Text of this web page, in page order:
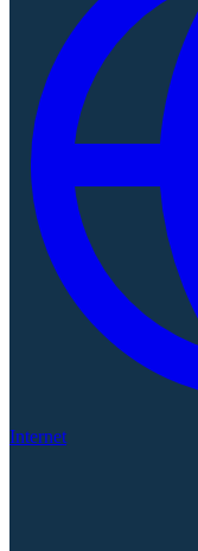
Internet